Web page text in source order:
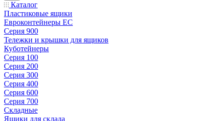
Каталог
Пластиковые ящики
Евроконтейнеры ЕС
Серия 900
Тележки и крышки для ящиков
Куботейнеры
Серия 100
Серия 200
Серия 300
Серия 400
Серия 600
Серия 700
Складные
Ящики для склада